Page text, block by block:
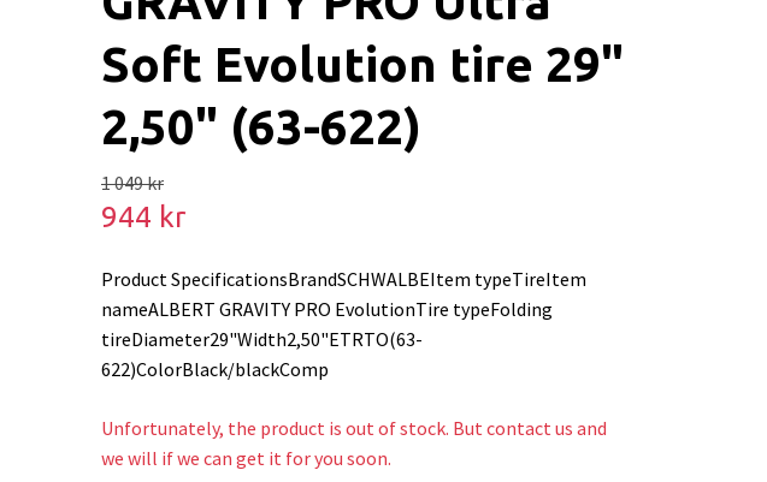
Soft Evolution tire 29"
2,50" (63-622)
1 049 kr
944 kr
Product SpecificationsBrandSCHWALBEItem typeTireItem
nameALBERT GRAVITY PRO EvolutionTire typeFolding
tireDiameter29"Width2,50"ETRTO(63-
622)ColorBlack/blackComp
Unfortunately, the product is out of stock. But contact us and
we will if we can get it for you soon.